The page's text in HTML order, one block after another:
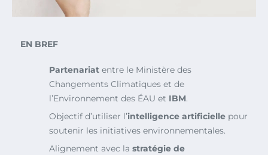
EN BREF
Partenariat entre le Ministère des
Changements Climatiques et de
l’Environnement des ÉAU et IBM.
Objectif d’utiliser l’intelligence artificielle pour
soutenir les initiatives environnementales.
Alignement avec la stratégie de